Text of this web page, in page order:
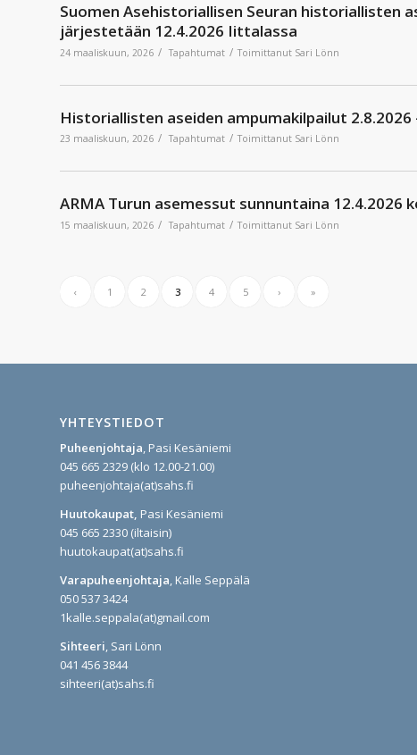
Suomen Asehistoriallisen Seuran historiallisten
järjestetään 12.4.2026 Iittalassa
24 maaliskuun, 2026 / Tapahtumat / Toimittanut Sari Lönn
Historiallisten aseiden ampumakilpailut
23 maaliskuun, 2026 / Tapahtumat / Toimittanut Sari Lönn
ARMA Turun asemessut sunnuntaina 12.4.2026
15 maaliskuun, 2026 / Tapahtumat / Toimittanut Sari Lönn
‹ 1 2 3 4 5 › »
YHTEYSTIEDOT
Puheenjohtaja, Pasi Kesäniemi
045 665 2329 (klo 12.00-21.00)
puheenjohtaja(at)sahs.fi
Huutokaupat, Pasi Kesäniemi
045 665 2330 (iltaisin)
huutokaupat(at)sahs.fi
Varapuheenjohtaja, Kalle Seppälä
050 537 3424
1kalle.seppala(at)gmail.com
Sihteeri, Sari Lönn
041 456 3844
sihteeri(at)sahs.fi